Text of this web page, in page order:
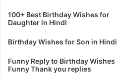
100+ Best Birthday Wishes for
Daughter in Hindi
Birthday Wishes for Son in Hindi
Funny Reply to Birthday Wishes |
Funny Thank you replies